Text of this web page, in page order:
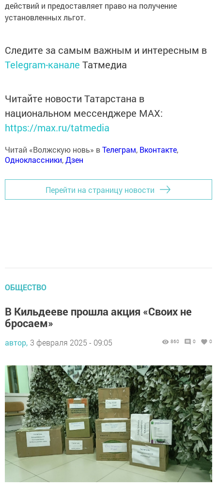
действий и предоставляет право на получение
установленных льгот.
Следите за самым важным и интересным в
Telegram-канале Татмедиа
Читайте новости Татарстана в
национальном мессенджере MАХ:
https://max.ru/tatmedia
Читай «Волжскую новь» вТелеграм, Вконтакте,
Одноклассники,Дзен
Перейти на страницу новости
ОБЩЕСТВО
В Кильдееве прошла акция «Своих не
бросаем»
автор, 3 февраля 2025 - 09:05 860 0 0